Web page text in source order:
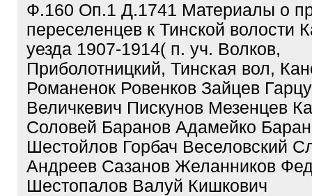
Ф.160 Оп.1 Д.1741 Материалы о
переселенцев к Тинской волости
уезда 1907-1914( п. уч. Волков,
Приболотницкий, Тинская вол,
Романенок Ровенков Зайцев
Величкевич Пискунов Мезенцев
Соловей Баранов Адамейко
Шестойлов Горбач Веселовский
Андреев Сазанов Желанников
Шестопалов Валуй Кишкович